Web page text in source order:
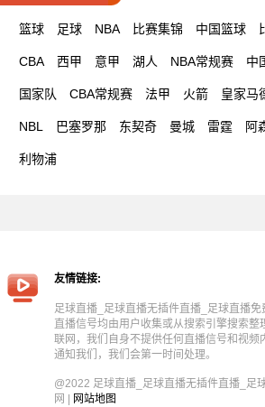
篮球 足球 NBA 比赛集锦 中国篮球
CBA 西甲 意甲 湖人 NBA常规赛 中
国家队 CBA常规赛 法甲 火箭 皇家马
NBL 巴塞罗那 东契奇 曼城 雷霆 阿
利物浦
友情链接:
足球直播_足球直播无插件直播_足球直播
直播信号均由用户收集或从搜索引擎搜索整
联网，我们自身不提供任何直播信号和视频
通知我们，我们会第一时间处理。
@2022 足球直播_足球直播无插件直播_足
网 |
网站地图